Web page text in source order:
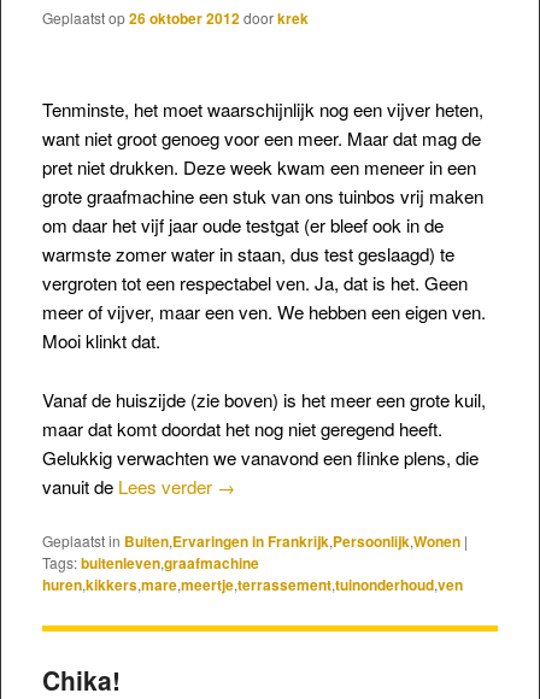
Geplaatst op26 oktober 2012doorkrek
Tenminste, het moet waarschijnlijk nog een vijver heten,
want niet groot genoeg voor een meer. Maar dat mag de
pret niet drukken. Deze week kwam een meneer in een
grote graafmachine een stuk van ons tuinbos vrij maken
om daar het vijf jaar oude testgat (er bleef ook in de
warmste zomer water in staan, dus test geslaagd) te
vergroten tot een respectabel ven. Ja, dat is het. Geen
meer of vijver, maar een ven. We hebben een eigen ven.
Mooi klinkt dat.
Vanaf de huiszijde (zie boven) is het meer een grote kuil,
maar dat komt doordat het nog niet geregend heeft.
Gelukkig verwachten we vanavond een flinke plens, die
vanuit de Lees verder →
Geplaatst in Buiten,Ervaringen in Frankrijk,Persoonlijk,Wonen |
Tags:buitenleven,graafmachine
huren,kikkers,mare,meertje,terrassement,tuinonderhoud,ven
Chika!